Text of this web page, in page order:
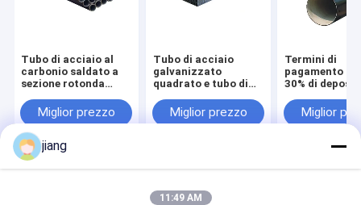
Tubo di acciaio al
carbonio saldato a
sezione rotonda
laminato a freddo
Miglior prezzo
Tubo di acciaio
galvanizzato
quadrato e tubo di
cuciture
Miglior prezzo
Termini di
pagamento L/
30% di
idrico e
ghisa su
Miglior
Casa Circa noi Contattaci
Desktop Site
Mappa del sito
Norme sulla privacy
jiang
11:49 AM